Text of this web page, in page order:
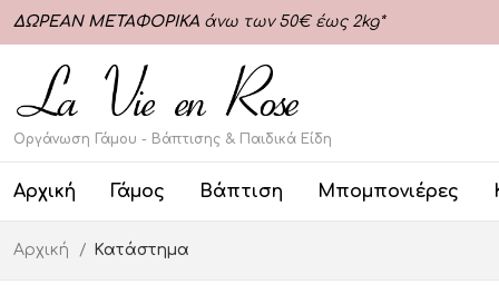
ΔΩΡΕΑΝ ΜΕΤΑΦΟΡΙΚΑ άνω των 50€ έως 2kg*
Οργάνωση Γάμου - Βάπτισης & Παιδικά Είδη
Αρχική Γάμος Βάπτιση Μπομπονιέρες
Αρχική Κατάστημα